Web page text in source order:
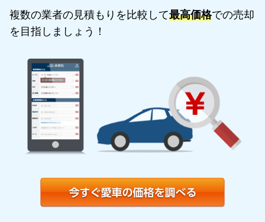
複数の業者の見積もりを比較して最高価格での売却
を目指しましょう！